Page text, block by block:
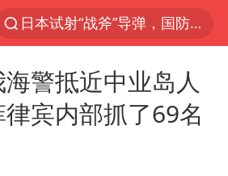
日本试射“战斧”导弹，国防部回应
四川宜宾市高县4.9级地震致1人死亡
向鹏0-3不敌张本智和
警抵近中业岛人
宾内部抓了69名